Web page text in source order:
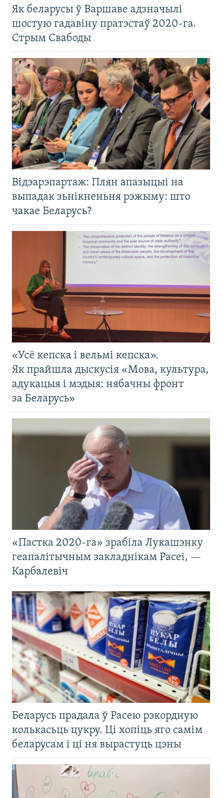
Як беларусы ў Варшаве адзначылі
шостую гадавіну пратэстаў 2020-га.
Стрым Свабоды
Відэарэпартаж: Плян апазыцыі на
выпадак зьнікненьня рэжыму: што
чакае Беларусь?
«Усё кепска і вельмі кепска».
Як прайшла дыскусія «Мова, культура,
адукацыя і мэдыя: нябачны фронт
за Беларусь»
«Пастка 2020-га» зрабіла Лукашэнку
геапалітычным закладнікам Расеі, —
Карбалевіч
Беларусь прадала ў Расею рэкордную
колькасьць цукру. Ці хопіць яго самім
беларусам і ці ня вырастуць цэны